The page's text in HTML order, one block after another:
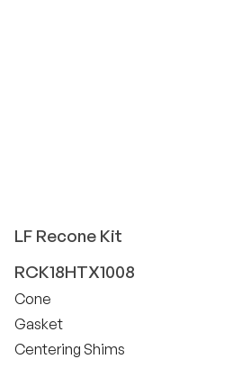
LF Recone Kit
RCK18HTX1008
Cone
Gasket
Centering Shims